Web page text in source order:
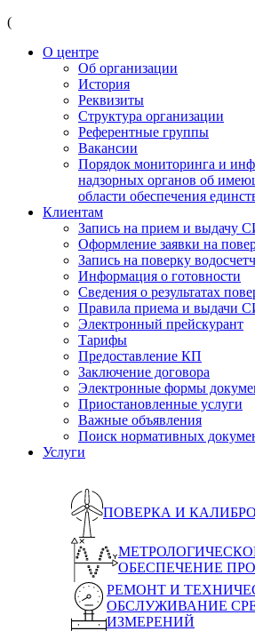
(
О центре
Об организации
История
Реквизиты
Структура организации
Референтные группы
Вакансии
Порядок мониторинга и
надзорных органов об
области обеспечения
Клиентам
Запись на прием и выдачу
Оформление заявки на
Запись на поверку
Информация о готовности
Сведения о результатах
Правила приема и выдачи
Электронный прейскурант
Тарифы
Предоставление КП
Заключение договора
Электронные формы
Приостановленные услуги
Важные объявления
Поиск нормативных
Услуги
ПОВЕРКА И
ОБЕСПЕЧЕНИЕ
РЕМОНТ И
ОБСЛУЖИВАНИЕ
ИЗМЕРЕНИЙ